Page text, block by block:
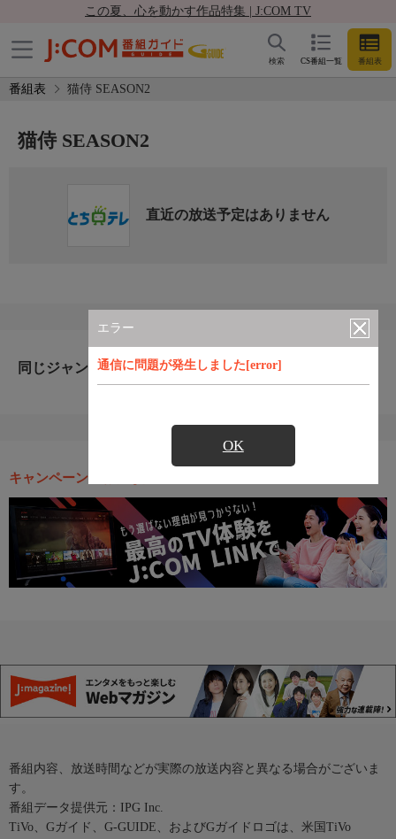
この夏、心を動かす作品特集 | J:COM TV
CS番組一覧 番組表
検索
番組表 猫侍 SEASON2
エラー
通信に問題が発生しました[error]
OK
猫侍 SEASON2
直近の放送予定はありません
同じジャンルのおすすめ番組
キャンペーン・お得な情報
番組内容、放送時間などが実際の放送内容と異なる場合がございま
す。
番組データ提供元：IPG Inc.
TiVo、Gガイド、G-GUIDE、およびGガイドロゴは、米国TiVo